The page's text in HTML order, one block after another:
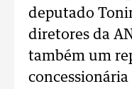
deputado
diretores da
também um